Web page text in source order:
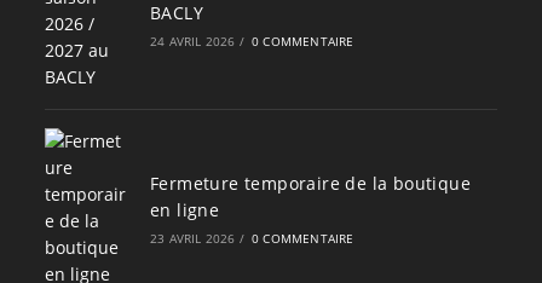
BACLY
24 AVRIL 2026 / 0 COMMENTAIRE
Fermeture temporaire de la boutique
en ligne
23 AVRIL 2026 / 0 COMMENTAIRE